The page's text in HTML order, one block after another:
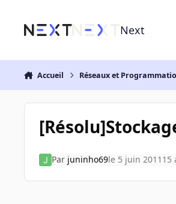
Next
Accueil Réseaux et
Par juninho69le 5 juin 2011 15